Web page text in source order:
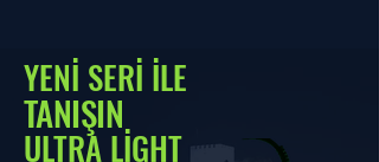
YENİ SERİ İLE
TANIŞIN
ULTRA LİGHT